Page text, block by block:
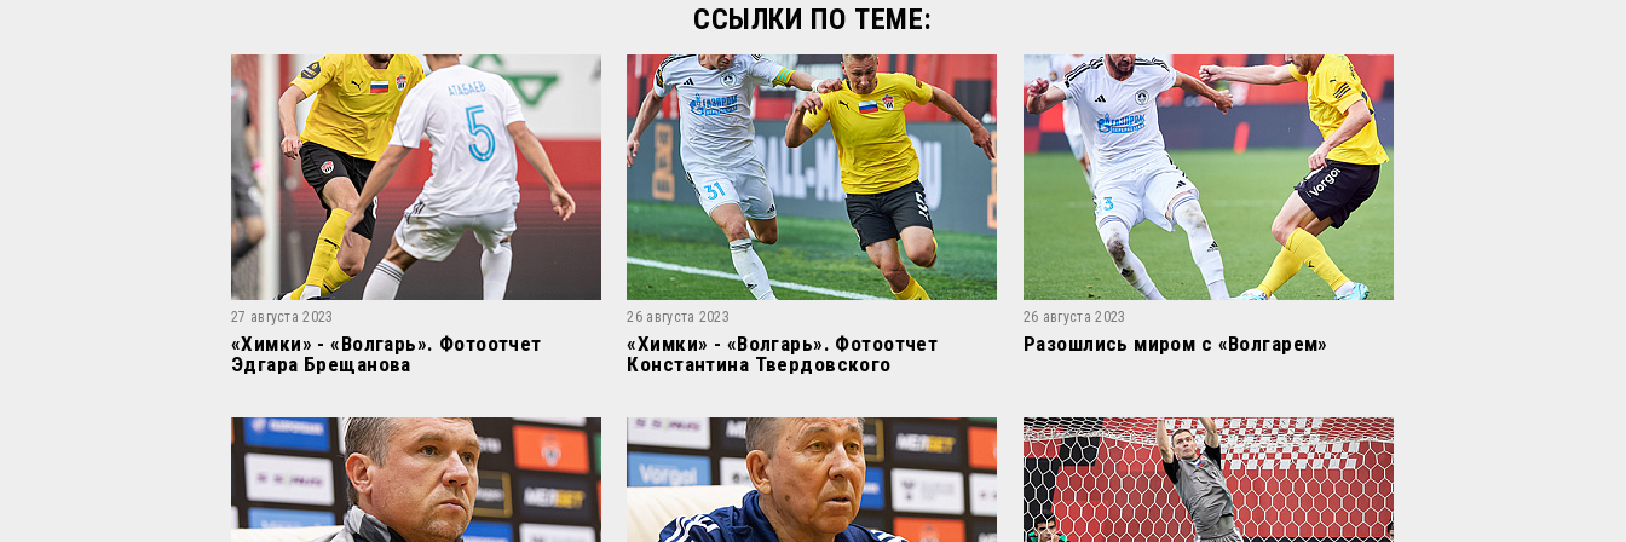
ССЫЛКИ ПО ТЕМЕ:
27 августа 2023
«Химки» - «Волгарь». Фотоотчет
Эдгара Брещанова
26 августа 2023
«Химки» - «Волгарь». Фотоотчет
Константина Твердовского
26 августа 2023
Разошлись миром с «Волгарем»